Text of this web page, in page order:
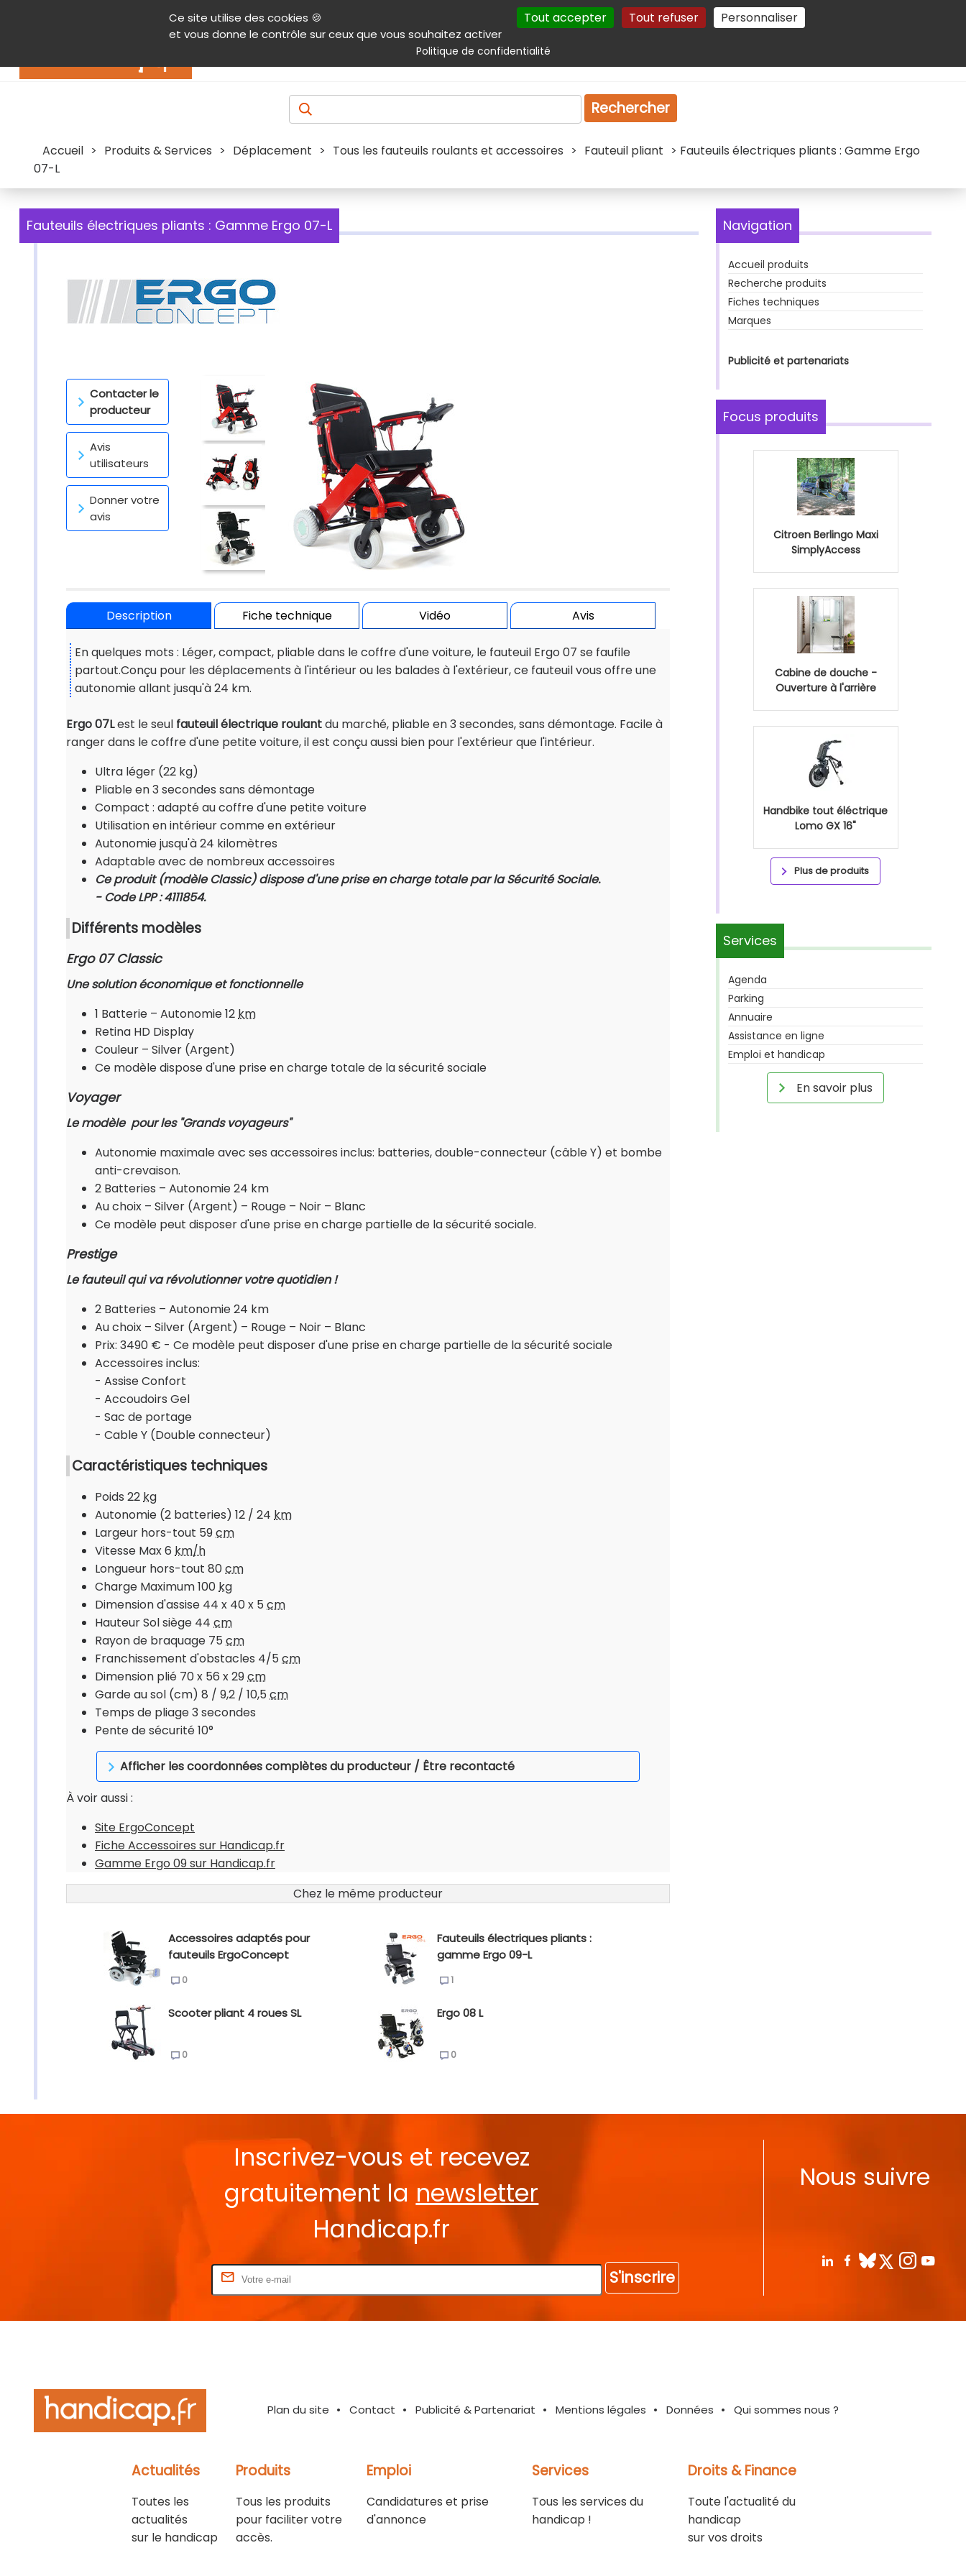
Ce site utilise des cookies 🍪
et vous donne le contrôle sur ceux que vous souhaitez activer
Tout accepter Tout refuser Personnaliser
Politique de confidentialité
Contenu Aide et accessibilité Menu principal Autres services Plan du site Gestion des cookies
Produits & services Emploi Droit
Rechercher
Accueil > Produits & Services > Déplacement > Tous les fauteuils roulants et accessoires > Fauteuil pliant > Fauteuils électriques pliants : Gamme Ergo
07-L
Fauteuils électriques pliants : Gamme Ergo 07-L
Contacter le
producteur
Avis
utilisateurs
Donner votre
avis
Description Fiche technique Vidéo Avis
En quelques mots : Léger, compact, pliable dans le coffre d'une voiture, le fauteuil Ergo 07 se faufile
partout.Conçu pour les déplacements à l'intérieur ou les balades à l'extérieur, ce fauteuil vous offre une
autonomie allant jusqu'à 24 km.
Ergo 07Lest le seul fauteuil électrique roulantdu marché, pliable en 3 secondes, sans démontage. Facile à
ranger dans le coffre d'une petite voiture, il est conçu aussi bien pour l'extérieur que l'intérieur.
Ultra léger (22 kg)
Pliable en 3 secondes sans démontage
Compact : adapté au coffre d'une petite voiture
Utilisation en intérieur comme en extérieur
Autonomie jusqu'à 24 kilomètres
Adaptable avec de nombreux accessoires
Ce produit (modèle Classic) dispose d'une prise en charge totale par la Sécurité Sociale.
- Code LPP : 4111854.
Différents modèles
Ergo 07 Classic
Une solution économique et fonctionnelle
1 Batterie – Autonomie 12km
Retina HD Display
Couleur – Silver (Argent)
Ce modèle dispose d'une prise en charge totale de la sécurité sociale
Voyager
Le modèle pour les "Grands voyageurs"
Autonomie maximale avec ses accessoires inclus: batteries, double-connecteur (câble Y) et bombe
anti-crevaison.
2 Batteries – Autonomie 24 km
Au choix – Silver (Argent) – Rouge – Noir – Blanc
Ce modèle peut disposer d'une prise en charge partielle de la sécurité sociale.
Prestige
Le fauteuil qui va révolutionner votre quotidien !
2 Batteries – Autonomie 24 km
Au choix – Silver (Argent) – Rouge – Noir – Blanc
Prix: 3490 € - Ce modèle peut disposer d'une prise en charge partielle de la sécurité sociale
Accessoires inclus:
- Assise Confort
- Accoudoirs Gel
- Sac de portage
- Cable Y (Double connecteur)
Caractéristiques techniques
Poids 22kg
Autonomie (2 batteries) 12 / 24 km
Largeur hors-tout 59cm
Vitesse Max 6 km/h
Longueur hors-tout 80cm
Charge Maximum 100kg
Dimension d'assise 44 x 40 x 5 cm
Hauteur Sol siège 44 cm
Rayon de braquage 75 cm
Franchissement d'obstacles 4/5 cm
Dimension plié 70 x 56 x 29cm
Garde au sol (cm) 8 / 9,2 / 10,5 cm
Temps de pliage 3 secondes
Pente de sécurité 10°
Afficher les coordonnées complètes du producteur / Être recontacté
À voir aussi :
Site ErgoConcept
Fiche Accessoires sur Handicap.fr
Gamme Ergo 09 sur Handicap.fr
Chez le même producteur
Accessoires adaptés pour
fauteuils ErgoConcept
0
Fauteuils électriques pliants :
gamme Ergo 09-L
1
Scooter pliant 4 roues SL
0
Ergo 08 L
0
Navigation
Accueil produits
Recherche produits
Fiches techniques
Marques
Publicité et partenariats
Focus produits
Citroen Berlingo Maxi
SimplyAccess
Cabine de douche -
Ouverture à l'arrière
Handbike tout éléctrique
Lomo GX 16"
Plus de produits
Services
Agenda
Parking
Annuaire
Assistance en ligne
Emploi et handicap
En savoir plus
Inscrivez-vous et recevez
gratuitement la newsletter
Handicap.fr
S'inscrire
Nous suivre
Plan du site Contact Publicité & Partenariat Mentions légales Données Qui sommes nous ?
Actualités
Toutes les
actualités
sur le handicap
Produits
Tous les produits
pour faciliter votre
accès.
Emploi
Candidatures et prise
d'annonce
Services
Tous les services du
handicap !
Droits & Finance
Toute l'actualité du
handicap
sur vos droits